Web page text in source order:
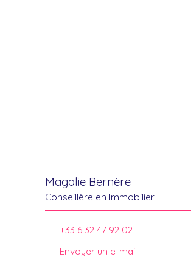
Magalie Bernère
Conseillère en Immobilier
+33 6 32 47 92 02
Envoyer un e-mail